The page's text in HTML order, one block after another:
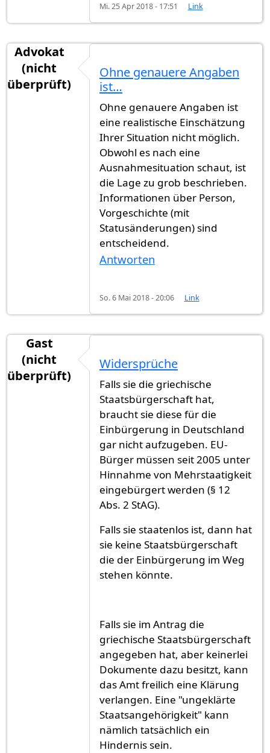
Mi. 25 Apr 2018 - 17:51 Link
Advokat
(nicht
überprüft)
Ohne genauere Angaben
ist…
Ohne genauere Angaben ist
eine realistische Einschätzung
Ihrer Situation nicht möglich.
Obwohl es nach eine
Ausnahmesituation schaut, ist
die Lage zu grob beschrieben.
Informationen über Person,
Vorgeschichte (mit
Statusänderungen) sind
entscheidend.
Antworten
So. 6 Mai 2018 - 20:06 Link
Gast
(nicht
überprüft)
Widersprüche
Falls sie die griechische
Staatsbürgerschaft hat,
braucht sie diese für die
Einbürgerung in Deutschland
gar nicht aufzugeben. EU-
Bürger müssen seit 2005 unter
Hinnahme von Mehrstaatigkeit
eingebürgert werden (§ 12
Abs. 2 StAG).
Falls sie staatenlos ist, dann hat
sie keine Staatsbürgerschaft
die der Einbürgerung im Weg
stehen könnte.
Falls sie im Antrag die
griechische Staatsbürgerschaft
angegeben hat, aber keinerlei
Dokumente dazu besitzt, kann
das Amt freilich eine Klärung
verlangen. Eine "ungeklärte
Staatsangehörigkeit" kann
nämlich tatsächlich ein
Hindernis sein.